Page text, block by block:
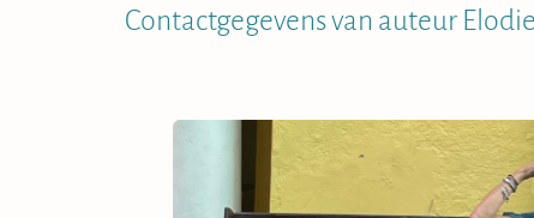
Contactgegevens van auteur